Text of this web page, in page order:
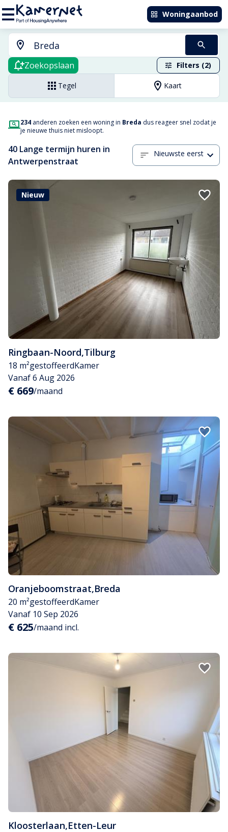
Woningaanbod
Zoekopslaan Filters (2)
Tegel Kaart
234 anderen zoeken een woning in Breda dus reageer snel zodat je
je nieuwe thuis niet misloopt.
40 Lange termijn huren in
Antwerpenstraat
Nieuwste eerst
Nieuw
Ringbaan-Noord,Tilburg
18 m²gestoffeerdKamer
Vanaf 6 Aug 2026
€ 669/maand
Oranjeboomstraat,Breda
20 m²gestoffeerdKamer
Vanaf 10 Sep 2026
€ 625/maand incl.
Kloosterlaan,Etten-Leur